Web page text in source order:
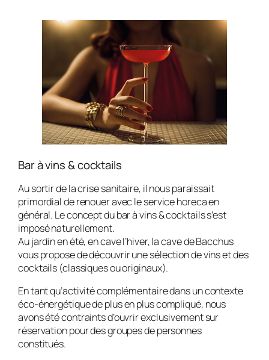
Bar à vins & cocktails
Au sortir de la crise sanitaire, il nous paraissait
primordial de renouer avec le service horeca en
général. Le concept du bar à vins & cocktails s’est
imposé naturellement.
Au jardin en été, en cave l’hiver, la cave de Bacchus
vous propose de découvrir une sélection de vins et des
cocktails (classiques ou originaux).
En tant qu’activité complémentaire dans un contexte
éco-énergétique de plus en plus compliqué, nous
avons été contraints d’ouvrir exclusivement sur
réservation pour des groupes de personnes
constitués.